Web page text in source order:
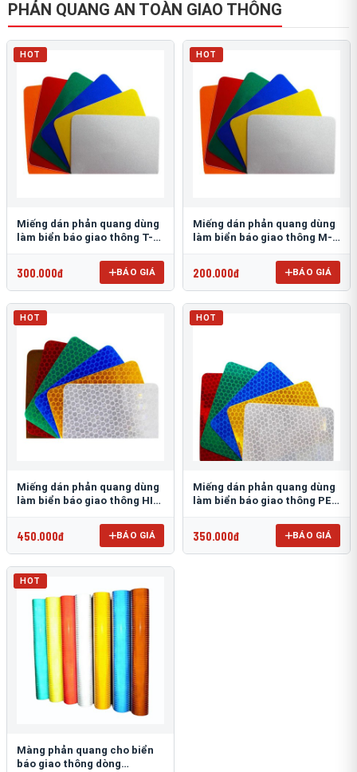
PHẢN QUANG AN TOÀN GIAO THÔNG
HOT
Miếng dán phản quang dùng
làm biển báo giao thông T-
300.000đ BÁO GIÁ
HOT
Miếng dán phản quang dùng
làm biển báo giao thông M-
200.000đ BÁO GIÁ
HOT
Miếng dán phản quang dùng
làm biển báo giao thông HIP
450.000đ BÁO GIÁ
HOT
Miếng dán phản quang dùng
làm biển báo giao thông PEG
350.000đ BÁO GIÁ
HOT
Màng phản quang cho biển
báo giao thông dòng